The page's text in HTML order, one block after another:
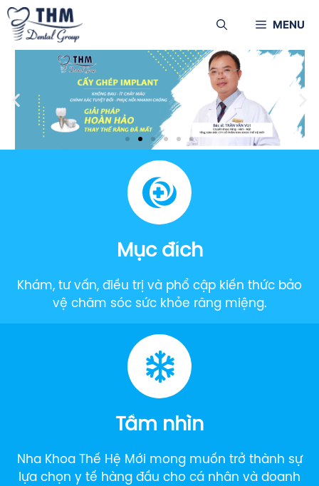
MENU
Mục đích
Khám, tư vấn, điều trị và phổ cập kiến thức bảo
vệ chăm sóc sức khỏe răng miệng.
Tầm nhìn
Nha Khoa Thế Hệ Mới mong muốn trở thành sự
lựa chọn y tế hàng đầu cho cá nhân và doanh